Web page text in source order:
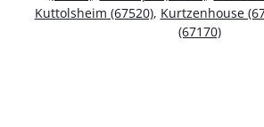
Kuttolsheim (67520), Kurtzenhouse
(67170)